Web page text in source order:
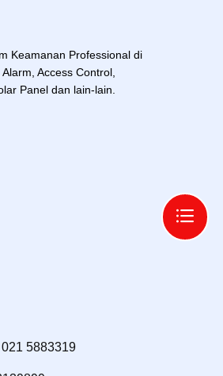
Keamanan Professional di
Access Control,
Panel dan lain-lain.
5883319